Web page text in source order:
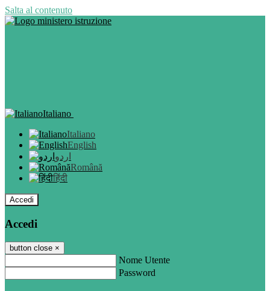
Salta al contenuto
Italiano
Italiano
English
اردو
Română
हिंदी
Accedi
Accedi
button close ×
Nome Utente
Password